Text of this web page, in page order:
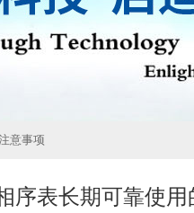
意事项
序表长期可靠使用